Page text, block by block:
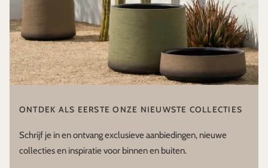
ONTDEK ALS EERSTE ONZE NIEUWSTE COLLECTIES
Schrijf je in en ontvang exclusieve aanbiedingen, nieuwe
collecties en inspiratie voor binnen en buiten.